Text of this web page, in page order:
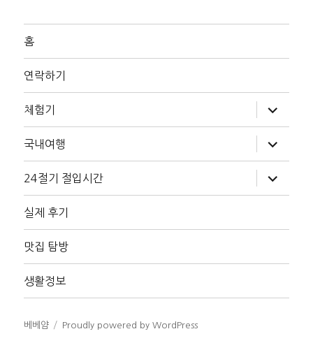
홈
연락하기
체험기
위
메
확
장
국내여행
위
메
확
장
24절기 절입시간
위
메
장
실제 후기
맛집 탐방
생활정보
베베얌 Proudly powered by WordPress